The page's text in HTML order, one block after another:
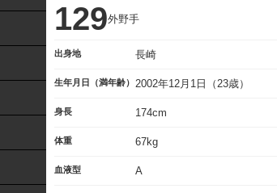
129外野手
出身地 長崎
生年月日（満年齢） 2002年12月1日（23歳）
身長 174cm
体重 67kg
血液型 A